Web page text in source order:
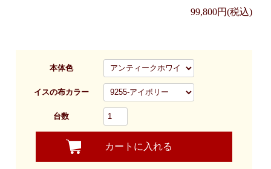
99,800円(税込)
本体色
イスの布カラー
台数
カートに入れる